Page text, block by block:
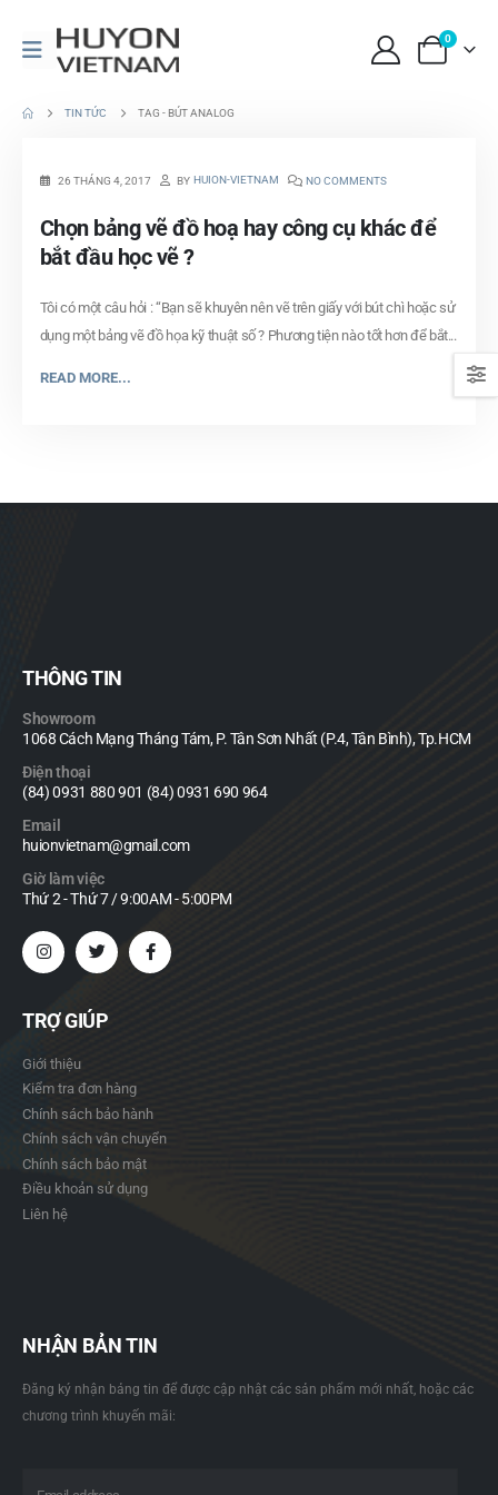
0
TIN TỨC TAG -BÚT ANALOG
26 THÁNG 4, 2017 BY HUION-VIETNAM NO COMMENTS
Chọn bảng vẽ đồ hoạ hay công cụ khác để
bắt đầu học vẽ ?
Tôi có một câu hỏi : “Bạn sẽ khuyên nên vẽ trên giấy với bút chì hoặc sử
dụng một bảng vẽ đồ họa kỹ thuật số ? Phương tiện nào tốt hơn để bắt...
READ MORE...
THÔNG TIN
Showroom
1068 Cách Mạng Tháng Tám, P. Tân Sơn Nhất (P.4, Tân Bình), Tp.HCM
Điện thoại
(84) 0931 880 901 (84) 0931 690 964
Email
huionvietnam@gmail.com
Giờ làm việc
Thứ 2 - Thứ 7 / 9:00AM - 5:00PM
TRỢ GIÚP
Giới thiệu
Kiểm tra đơn hàng
Chính sách bảo hành
Chính sách vận chuyển
Chính sách bảo mật
Điều khoản sử dụng
Liên hệ
NHẬN BẢN TIN
Đăng ký nhận bảng tin để được cập nhật các sản phẩm mới nhất, hoặc các
chương trình khuyến mãi: